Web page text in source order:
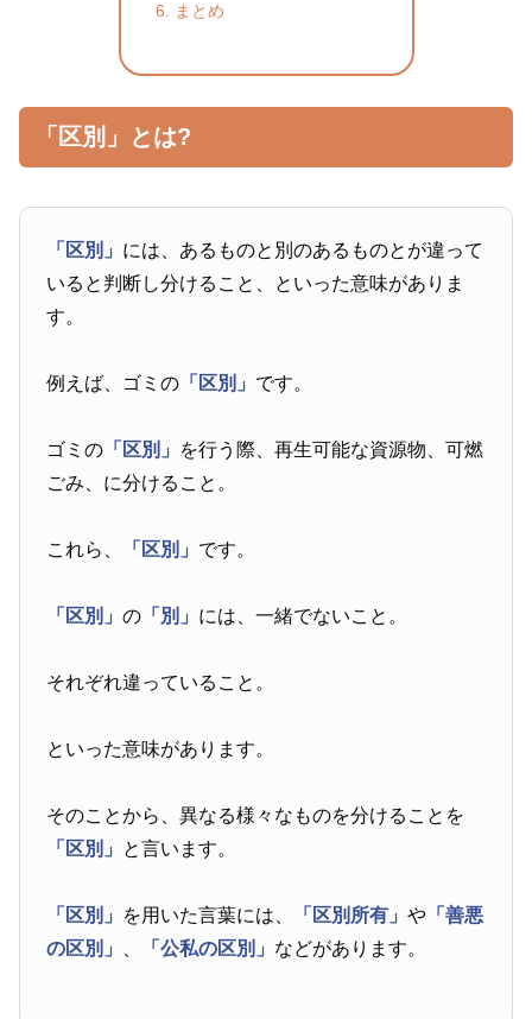
まとめ
「区別」とは?
「区別」 には、あるものと別のあるものとが違って
いると判断し分けること、といった意味がありま
す。
例えば、ゴミの 「区別」 です。
ゴミの 「区別」 を行う際、再生可能な資源物、可燃
ごみ、に分けること。
これら、 「区別」 です。
「区別」の 「別」 には、一緒でないこと。
それぞれ違っていること。
といった意味があります。
そのことから、異なる様々なものを分けることを
「区別」 と言います。
「区別」 を用いた言葉には、 「区別所有」や 「善悪
の区別」
「公私の区別」 などがあります。